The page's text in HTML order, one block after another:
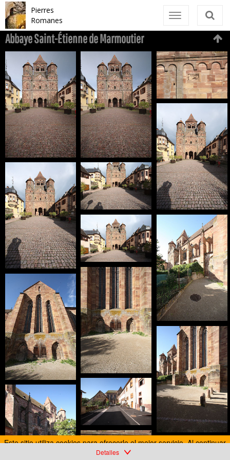
Toggle
Pierres
Romanes
Detalles
Abbaye Saint-Étienne de Marmoutier
FR-Marmoutier-Saint_Etienne-E5D_2011-08-08_1338_pt.jpg
Este sitio utiliza cookies para ofrecerle el mejor servicio. Al continuar
su navegación, acepta el uso de cookies.